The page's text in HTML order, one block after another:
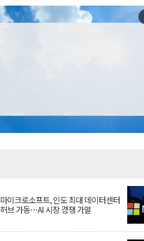
마이크로소프트, 인도 최대 데이터센터
허브 가동…AI 시장 경쟁 가열